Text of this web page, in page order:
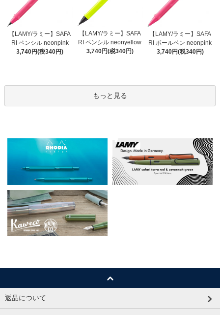
【LAMY/ラミー】SAFA
RI ペンシル neonpink
3,740円(税340円)
【LAMY/ラミー】SAFA
RI ペンシル neonyellow
3,740円(税340円)
【LAMY/ラミー】SAFA
RI ボールペン neonpink
3,740円(税340円)
もっと見る
返品について